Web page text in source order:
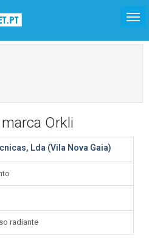
Orkli
Lda (Vila Nova Gaia)
radiante